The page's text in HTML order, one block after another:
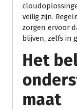
veilig zijn.
zorgen ervoor
blijven, zelfs in
Het
maat